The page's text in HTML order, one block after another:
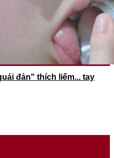
đản" thích liếm... tay